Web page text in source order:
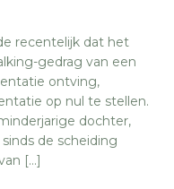
recentelijk dat het
gedrag van een
ontving,
op nul te stellen.
dochter,
de scheiding
[…]